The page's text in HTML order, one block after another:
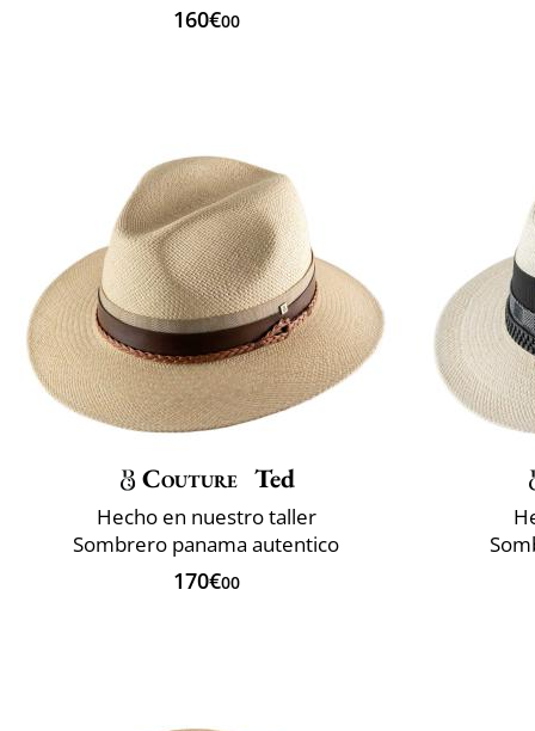
160€00
Couture Ted
Hecho en nuestro taller
Sombrero panama autentico
170€00